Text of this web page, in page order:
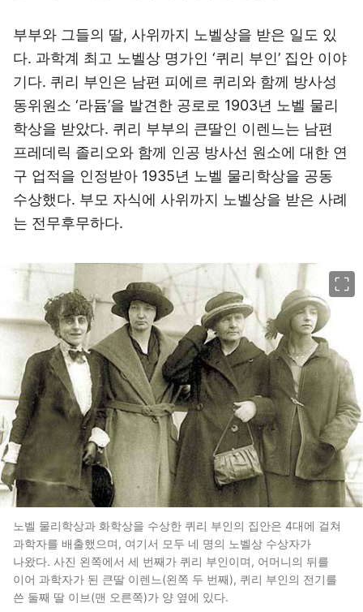
부부와 그들의 딸, 사위까지 노벨상을 받은 일도 있
다. 과학계 최고 노벨상 명가인 ‘퀴리 부인’ 집안 이야
기다. 퀴리 부인은 남편 피에르 퀴리와 함께 방사성
동위원소 ‘라듐’을 발견한 공로로 1903년 노벨 물리
학상을 받았다. 퀴리 부부의 큰딸인 이렌느는 남편
프레데릭 졸리오와 함께 인공 방사선 원소에 대한 연
구 업적을 인정받아 1935년 노벨 물리학상을 공동
수상했다. 부모 자식에 사위까지 노벨상을 받은 사례
는 전무후무하다.
노벨 물리학상과 화학상을 수상한 퀴리 부인의 집안은 4대에 걸쳐
과학자를 배출했으며, 여기서 모두 네 명의 노벨상 수상자가
나왔다. 사진 왼쪽에서 세 번째가 퀴리 부인이며, 어머니의 뒤를
이어 과학자가 된 큰딸 이렌느(왼쪽 두 번째), 퀴리 부인의 전기를
쓴 둘째 딸 이브(맨 오른쪽)가 양 옆에 있다.